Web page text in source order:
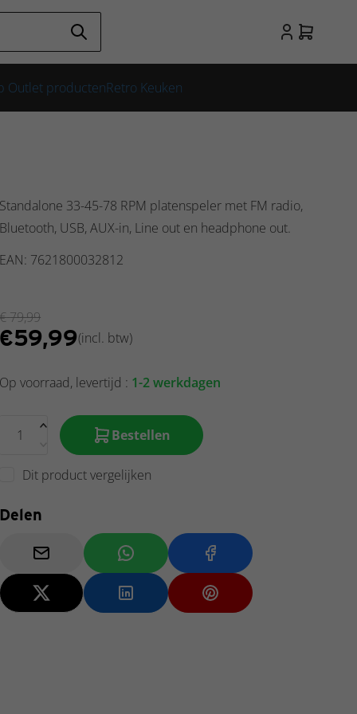
Outlet productenRetro Keuken
Standalone 33-45-78 RPM platenspeler met FM radio,
Bluetooth, USB, AUX-in, Line out en headphone out.
EAN: 7621800032812
€79,99
€59,99(incl. btw)
Op voorraad, levertijd : 1-2 werkdagen
Bestellen
Dit product vergelijken
Delen